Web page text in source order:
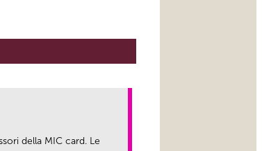
della MIC card. Le